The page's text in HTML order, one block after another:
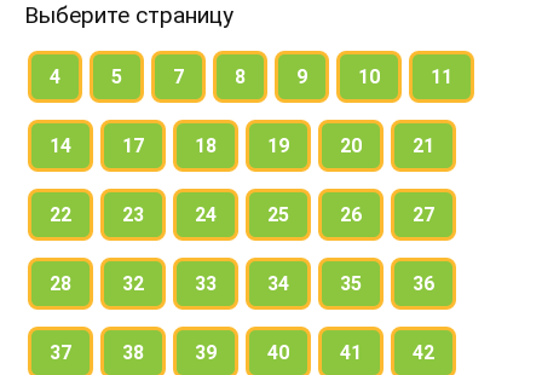
Выберите страницу
4 5 7 8 9 10 11
14 17 18 19 20 21
22 23 24 25 26 27
28 32 33 34 35 36
37 38 39 40 41 42